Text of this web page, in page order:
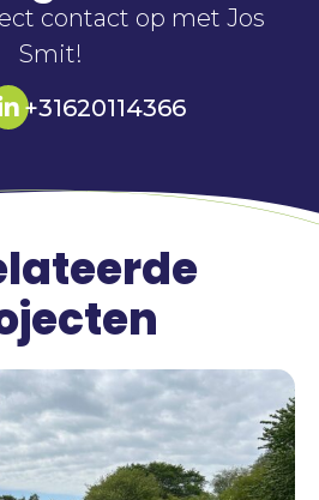
contact op met Jos
Smit!
+31620114366